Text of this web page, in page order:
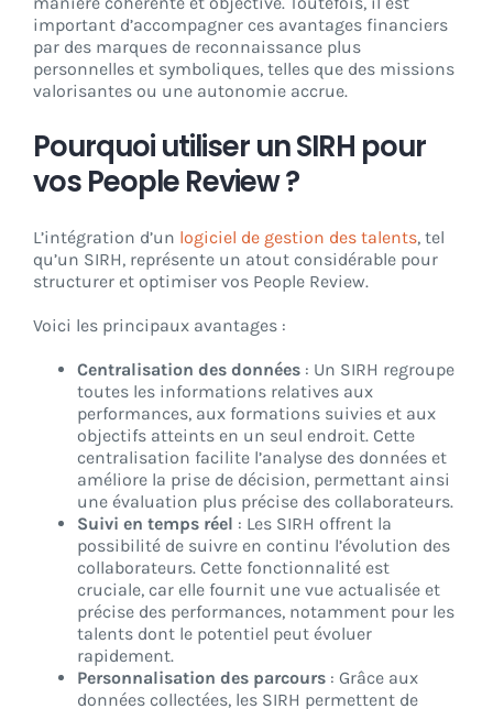
important d’accompagner ces avantages financiers
par des marques de reconnaissance plus
personnelles et symboliques, telles que des missions
valorisantes ou une autonomie accrue.
Pourquoi utiliser un SIRH pour
vos People Review ?
L’intégration d’un logiciel de gestion des talents, tel
qu’un SIRH, représente un atout considérable pour
structurer et optimiser vos People Review.
Voici les principaux avantages :
Centralisation des données : Un SIRH regroupe
toutes les informations relatives aux
performances, aux formations suivies et aux
objectifs atteints en un seul endroit. Cette
centralisation facilite l’analyse des données et
améliore la prise de décision, permettant ainsi
une évaluation plus précise des collaborateurs.
Suivi en temps réel : Les SIRH offrent la
possibilité de suivre en continu l’évolution des
collaborateurs. Cette fonctionnalité est
cruciale, car elle fournit une vue actualisée et
précise des performances, notamment pour les
talents dont le potentiel peut évoluer
rapidement.
Personnalisation des parcours : Grâce aux
données collectées, les SIRH permettent de